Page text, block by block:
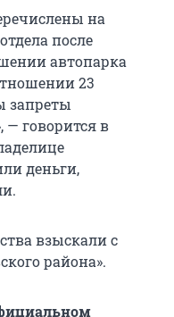
на
после
автопарка
23
запреты
— говорится в
деньги,
взыскали с
района».